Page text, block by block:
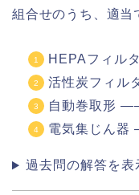
組合せのうち、適当
HEPAフィル
活性炭フィ
自動巻取形
電気集じん
過去問の解答を表